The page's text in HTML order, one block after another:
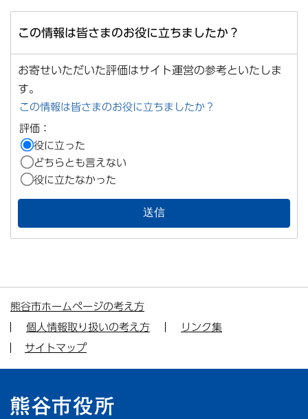
この情報は皆さまのお役に立ちましたか？
お寄せいただいた評価はサイト運営の参考といたしま
す。
この情報は皆さまのお役に立ちましたか？
評価：
役に立った
どちらとも言えない
役に立たなかった
熊谷市ホームページの考え方
個人情報取り扱いの考え方
リンク集
サイトマップ